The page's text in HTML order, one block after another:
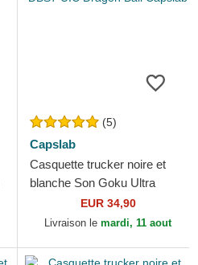
(5)
Capslab
Casquette trucker noire et
blanche Son Goku Ultra
Instinct DBS7 UIC Dragon
Ball Capslab
EUR 34,90
Livraison le mardi, 11 aout